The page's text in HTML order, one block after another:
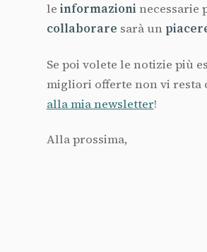
le informazioninecessarie
collaborare sarà un
Se poi volete le notizie più
migliori offerte non vi resta
alla mia newsletter!
Alla prossima,